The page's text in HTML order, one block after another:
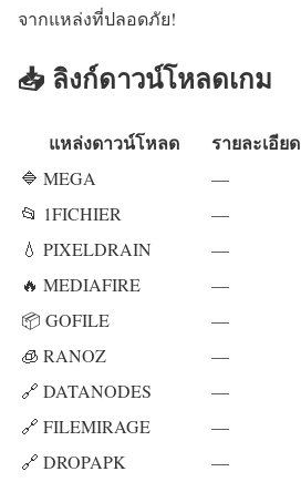
จากแหล่งที่ปลอดภัย!
📥 ลิงก์ดาวน์โหลดเกม
แหล่งดาวน์โหลด รายละเอียด
🔷 MEGA —
📂 1FICHIER
—
💧 PIXELDRAIN
—
🔥 MEDIAFIRE
—
📦 GOFILE
—
🧊 RANOZ
—
🔗 DATANODES
—
🔗 FILEMIRAGE
—
🔗 DROPAPK
—